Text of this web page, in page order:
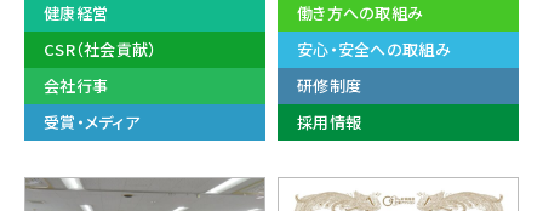
健康経営
働き方への取組み
CSR（社会貢献）
安心・安全への取組み
会社行事
研修制度
受賞・メディア
採用情報